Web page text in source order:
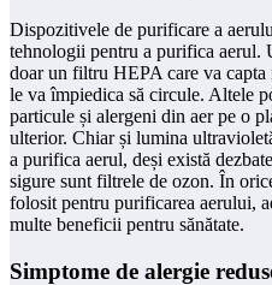
Dispozitivele de purificare a
tehnologii pentru a purifica aerul.
doar un filtru HEPA care va
le va împiedica să circule. Altele
particule și alergeni din aer pe o
ulterior. Chiar și lumina
a purifica aerul, deși există
sigure sunt filtrele de ozon. În
folosit pentru purificarea aerului,
multe beneficii pentru sănătate.
Simptome de alergie